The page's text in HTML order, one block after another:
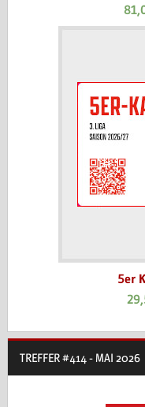
5er
TREFFER #414 - MAI 2026